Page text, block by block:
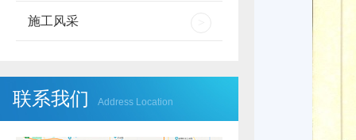
施工风采
联系我们 Address Location